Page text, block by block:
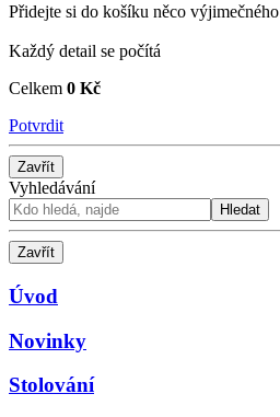
Přidejte si do košíku něco výjimečného
Každý detail se počítá
Celkem 0 Kč
Potvrdit
Zavřít
Vyhledávání
Hledat
Zavřít
Úvod
Novinky
Stolování